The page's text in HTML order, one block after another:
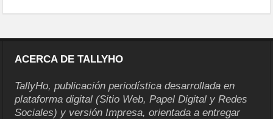
ACERCA DE TALLYHO
TallyHo, publicación periodística desarrollada en
plataforma digital (Sitio Web, Papel Digital y Redes
Sociales) y versión Impresa, orientada a entregar